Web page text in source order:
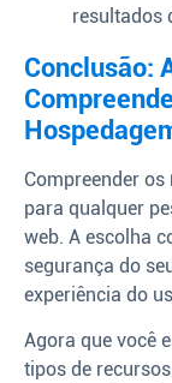
resultados
Conclusão:
Compreender os
para qualquer
web. A escolha
segurança do
experiência do
Agora que você
tipos de